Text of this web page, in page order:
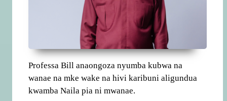
Professa Bill anaongoza nyumba kubwa na
wanae na mke wake na hivi karibuni aligundua
kwamba Naila pia ni mwanae.